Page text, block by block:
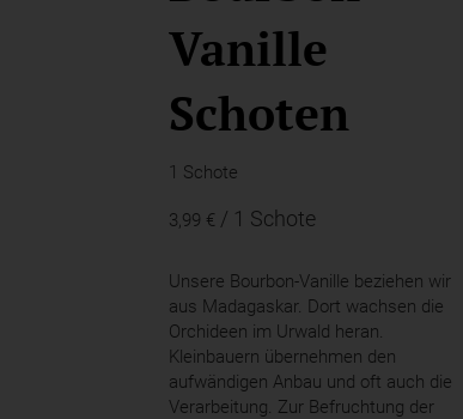
Vanille
Schoten
1 Schote
3,99 € / 1 Schote
Unsere Bourbon-Vanille beziehen wir
aus Madagaskar. Dort wachsen die
Orchideen im Urwald heran.
Kleinbauern übernehmen den
aufwändigen Anbau und oft auch die
Verarbeitung. Zur Befruchtung der